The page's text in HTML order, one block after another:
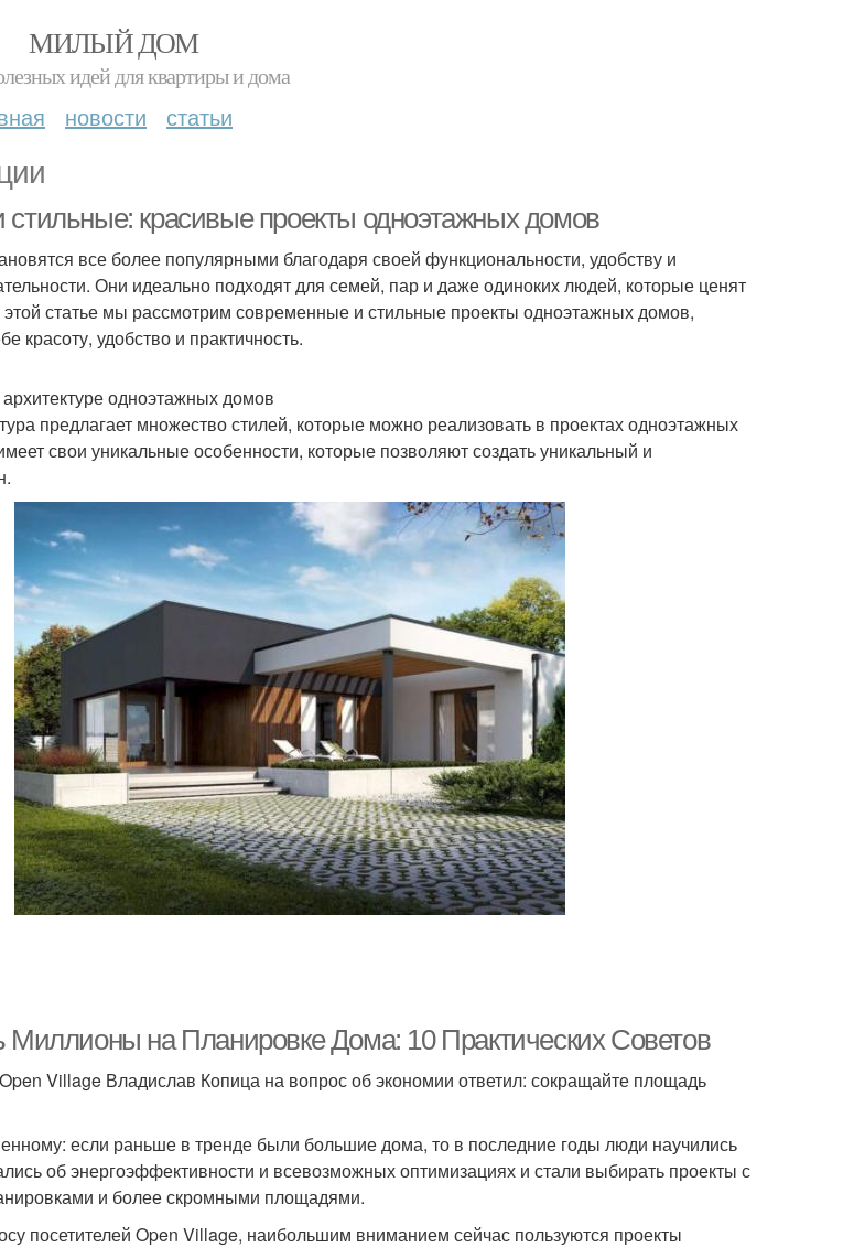
МИЛЫЙ ДОМ
идей для квартиры и дома
новости статьи
красивые проекты одноэтажных домов
все более популярными благодаря своей функциональности, удобству и
Они идеально подходят для семей, пар и даже одиноких людей, которые ценят
статье мы рассмотрим современные и стильные проекты одноэтажных домов,
красоту, удобство и практичность.
одноэтажных домов
предлагает множество стилей, которые можно реализовать в проектах одноэтажных
свои уникальные особенности, которые позволяют создать уникальный и
Миллионы на Планировке Дома: 10 Практических Советов
Village Владислав Копица на вопрос об экономии ответил: сокращайте площадь
если раньше в тренде были большие дома, то в последние годы люди научились
об энергоэффективности и всевозможных оптимизациях и стали выбирать проекты с
и более скромными площадями.
посетителей Open Village, наибольшим вниманием сейчас пользуются проекты